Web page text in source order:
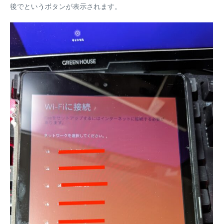
後でというボタンが表示されます。